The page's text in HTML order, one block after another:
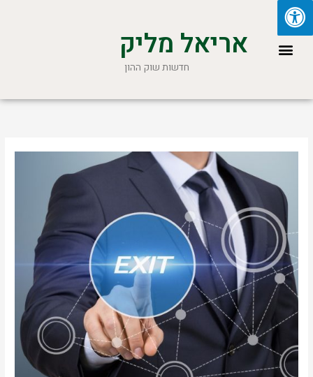
דילוג
לתוכן
תפריטאריאל מליק
חדשות שוק ההון